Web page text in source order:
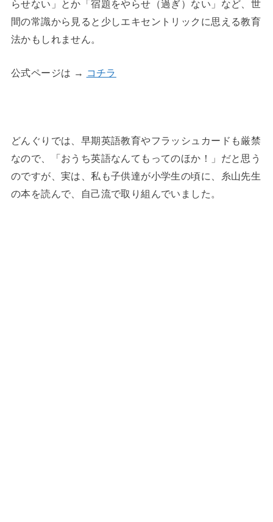
らせない」とか「宿題をやらせ（過ぎ）ない」など、世
間の常識から見ると少しエキセントリックに思える教育
法かもしれません。
公式ページは → コチラ
どんぐりでは、早期英語教育やフラッシュカードも厳禁
なので、「おうち英語なんてもってのほか！」だと思う
のですが、実は、私も子供達が小学生の頃に、糸山先生
の本を読んで、自己流で取り組んでいました。